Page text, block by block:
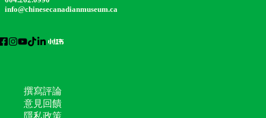
info@chinesecanadianmuseum.ca
撰寫評論
意見回饋
隱私政策